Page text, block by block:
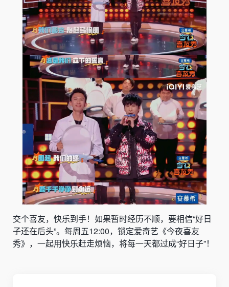
交个喜友，快乐到手！如果暂时经历不顺，要相信“好日
子还在后头”。每周五12:00，锁定爱奇艺《今夜喜友
秀》，一起用快乐赶走烦恼，将每一天都过成“好日子”！